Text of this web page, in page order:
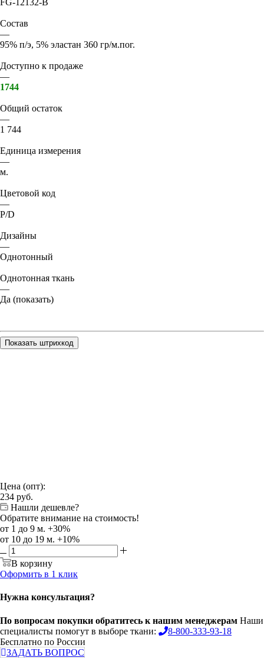
FG-12132-B
Состав
—
95% п/э, 5% эластан 360 гр/м.пог.
Доступно к продаже
—
1744
Общий остаток
—
1 744
Единица измерения
—
м.
Цветовой код
—
P/D
Дизайны
—
Однотонный
Однотонная ткань
—
Да (показать)
Показать штрихкод
Цена (опт):
234 руб.
Нашли дешевле?
Обратите внимание на стоимость!
от 1 до 9 м. +30%
от 10 до 19 м. +10%
В корзину
Оформить в 1 клик
Нужна консультация?
По вопросам покупки обратитесь к нашим менеджерам Наши
специалисты помогут в выборе ткани:
8-800-333-93-18
Бесплатно по России
ЗАДАТЬ ВОПРОС